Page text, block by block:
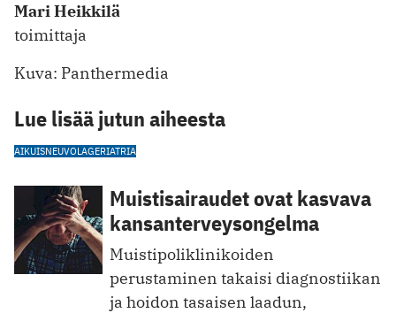
Mari Heikkilä
toimittaja
Kuva: Panthermedia
Lue lisää jutun aiheesta
AIKUISNEUVOLAGERIATRIA
Muistisairaudet ovat kasvava
kansanterveysongelma
Muistipoliklinikoiden
perustaminen takaisi diagnostiikan
ja hoidon tasaisen laadun,